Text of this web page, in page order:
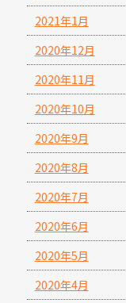
2021年1月
2020年12月
2020年11月
2020年10月
2020年9月
2020年8月
2020年7月
2020年6月
2020年5月
2020年4月